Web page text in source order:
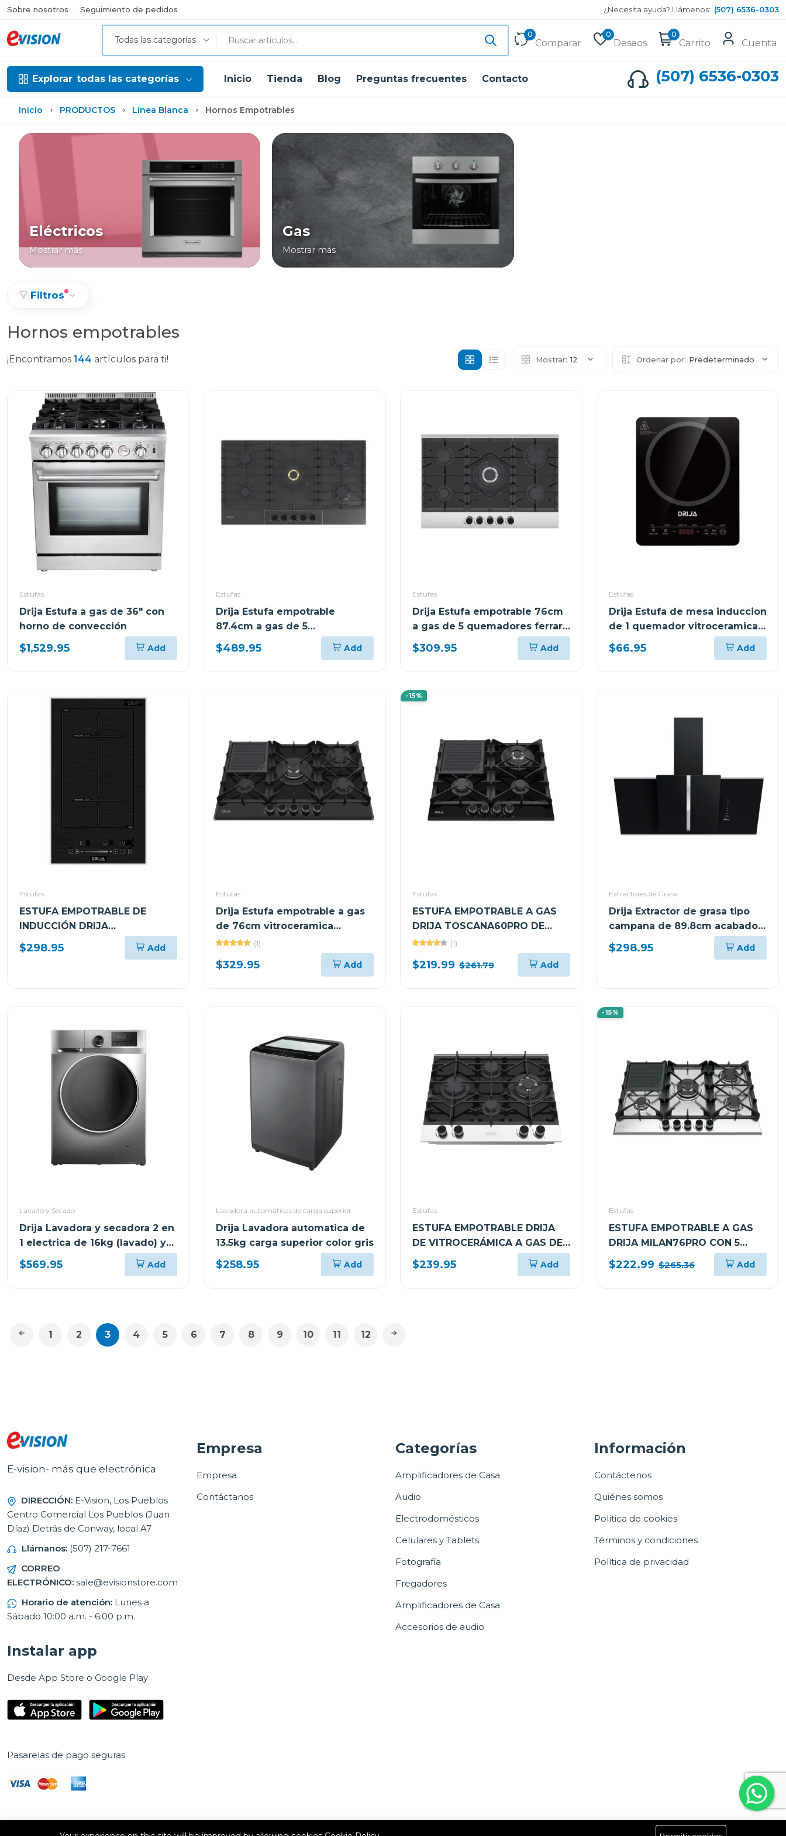
Sobre nosotros Seguimiento de pedidos ¿Necesita ayuda? Llámenos: (507) 6536-0303
Todas las categorías
0
Comparar
0
Deseos
0
Carrito Cuenta
Explorar todas las categorías Inicio Tienda Blog Preguntas frecuentes Contacto (507) 6536-0303
Inicio PRODUCTOS Línea Blanca Hornos Empotrables
Eléctricos
Mostrar más
Gas
Mostrar más
Filtros
Hornos empotrables
¡Encontramos 144 artículos para ti! Mostrar: 12 Ordenar por: Predeterminado
Estufas
Drija Estufa a gas de 36" con
horno de convección
$1,529.95 Add
Estufas
Drija Estufa empotrable
87.4cm a gas de 5
quemadores italia
$489.95 Add
Estufas
Drija Estufa empotrable 76cm
a gas de 5 quemadores ferrara
76
$309.95 Add
Estufas
Drija Estufa de mesa induccion
de 1 quemador vitroceramica
munich
$66.95 Add
Estufas
ESTUFA EMPOTRABLE DE
INDUCCIÓN DRIJA
MUNICH30INDUKTION DE 30CM
CON 1 ZONA FLEX
$298.95 Add
Estufas
Drija Estufa empotrable a gas
de 76cm vitroceramica
toscana(1)
$329.95 Add
-15%
Estufas
ESTUFA EMPOTRABLE A GAS
DRIJA TOSCANA60PRO DE
60CM CON 4 QUEMADORES
(1)
$219.99 $261.79 Add
Extractores de Grasa
Drija Extractor de grasa tipo
campana de 89.8cm acabado
negro
$298.95 Add
Lavado y Secado
Drija Lavadora y secadora 2 en
1 electrica de 16kg (lavado) y
9kg (secado) inverter
$569.95 Add
Lavadora automáticas de carga superior
Drija Lavadora automatica de
13.5kg carga superior color gris
$258.95 Add
Estufas
ESTUFA EMPOTRABLE DRIJA
DE VITROCERÁMICA A GAS DE
58.4CM CON 4 QUEMADORES
FERRARA60 PRO
$239.95 Add
-15%
Estufas
ESTUFA EMPOTRABLE A GAS
DRIJA MILAN76PRO CON 5
QUEMADORES
$222.99 $265.36 Add
1 2 3 4 5 6 7 8 9 10 11 12
E-vision- más que electrónica
DIRECCIÓN: E-Vision, Los Pueblos
Centro Comercial Los Pueblos (Juan
Díaz) Detrás de Conway, local A7
Llámanos: (507) 217-7661
CORREO
ELECTRÓNICO: sale@evisionstore.com
Horario de atención: Lunes a
Sábado 10:00 a.m. - 6:00 p.m.
Empresa
Empresa
Contáctanos
Categorías
Amplificadores de Casa
Audio
Electrodomésticos
Celulares y Tablets
Fotografía
Fregadores
Amplificadores de Casa
Accesorios de audio
Información
Contáctenos
Quiénes somos
Política de cookies
Términos y condiciones
Política de privacidad
Instalar app
Desde App Store o Google Play
Pasarelas de pago seguras